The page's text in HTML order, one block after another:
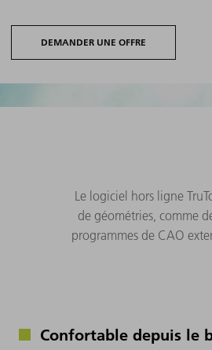
DEMANDER UNE OFFRE
Le logiciel hors ligne
de géométries, comme
programmes de CAO
Confortable depuis le